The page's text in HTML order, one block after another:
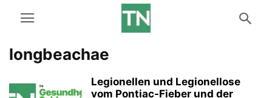
longbeachae
Legionellen und Legionellose
vom Pontiac-Fieber und der